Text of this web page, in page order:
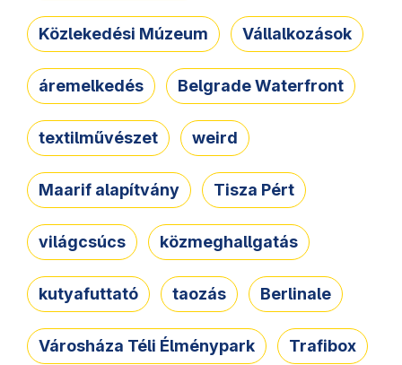
Közlekedési Múzeum Vállalkozások
áremelkedés Belgrade Waterfront
textilművészet weird
Maarif alapítvány Tisza Pért
világcsúcs közmeghallgatás
kutyafuttató taozás Berlinale
Városháza Téli Élménypark Trafibox